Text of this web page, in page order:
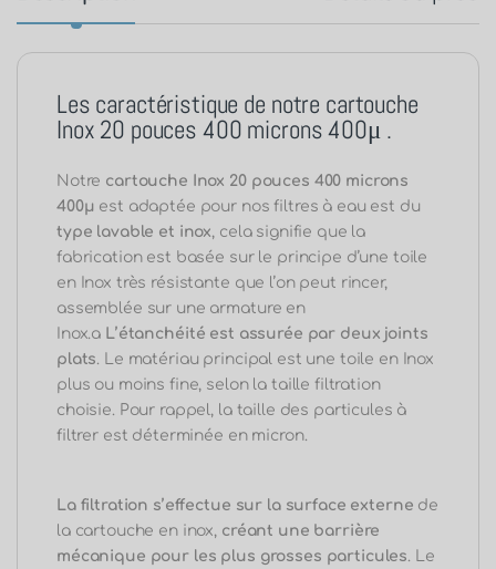
Les caractéristique de notre cartouche
Inox 20 pouces 400 microns 400μ .
Notre cartouche Inox 20 pouces 400 microns
400μ est adaptée pour nos filtres à eau est du
type lavable et inox, cela signifie que la
fabrication est basée sur le principe d’une toile
en Inox très résistante que l’on peut rincer,
assemblée sur une armature en
Inox.a L’étanchéité est assurée par deux joints
plats. Le matériau principal est une toile en Inox
plus ou moins fine, selon la taille filtration
choisie. Pour rappel, la taille des particules à
filtrer est déterminée en micron.
La filtration s’effectue sur la surface externe de
la cartouche en inox, créant une barrière
mécanique pour les plus grosses particules. Le